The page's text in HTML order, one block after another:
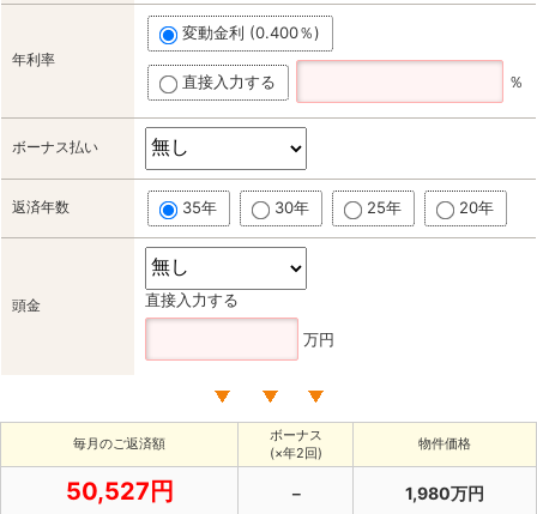
年利率
変動金利 (0.400％)
直接入力する ％
ボーナス払い
返済年数 35年 30年 25年 20年
頭金 直接入力する
万円
毎月のご返済額
ボーナス
(×年2回)
物件価格
50,527円 － 1,980万円